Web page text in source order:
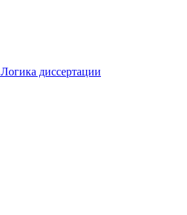
Логика диссертации